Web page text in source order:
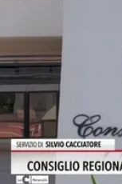
VIDEO
Ambiente
Cronaca